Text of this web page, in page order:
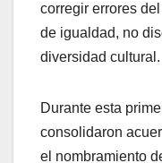
corregir errores
de igualdad, no
diversidad cultural.
Durante esta
consolidaron
el nombramiento